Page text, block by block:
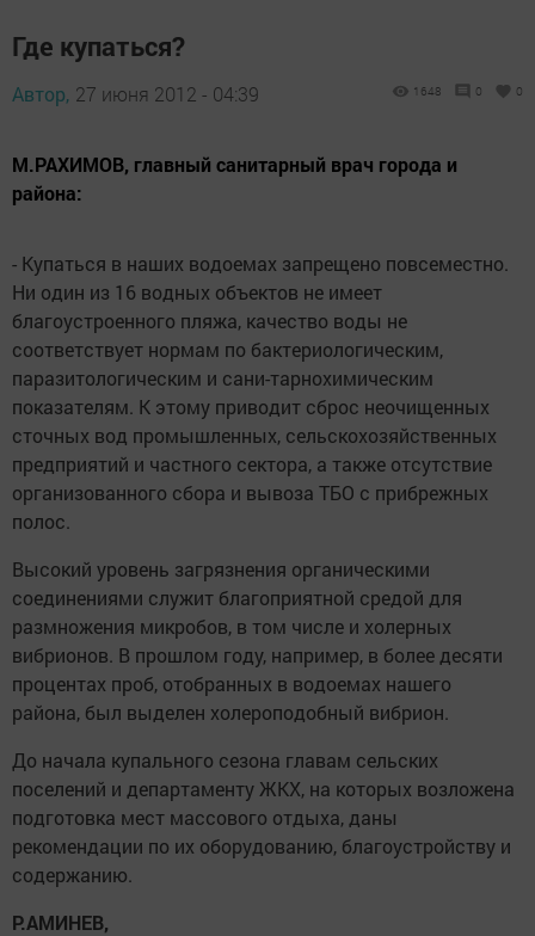
Где купаться?
Автор, 27 июня 2012 - 04:39 1648 0 0
М.РАХИМОВ, главный санитарный врач города и
района:
- Купаться в наших водоемах запрещено повсеместно.
Ни один из 16 водных объектов не имеет
благоустроенного пляжа, качество воды не
соответствует нормам по бактериологическим,
паразитологическим и сани-тарнохимическим
показателям. К этому приводит сброс неочищенных
сточных вод промышленных, сельскохозяйственных
предприятий и частного сектора, а также отсутствие
организованного сбора и вывоза ТБО с прибрежных
полос.
Высокий уровень загрязнения органическими
соединениями служит благоприятной средой для
размножения микробов, в том числе и холерных
вибрионов. В прошлом году, например, в более десяти
процентах проб, отобранных в водоемах нашего
района, был выделен холероподобный вибрион.
До начала купального сезона главам сельских
поселений и департаменту ЖКХ, на которых возложена
подготовка мест массового отдыха, даны
рекомендации по их оборудованию, благоустройству и
содержанию.
Р.АМИНЕВ,